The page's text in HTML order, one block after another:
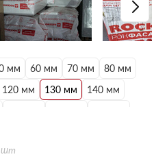
мм 60 мм 70 мм
80 мм
120 мм 130 мм
140 мм
шт